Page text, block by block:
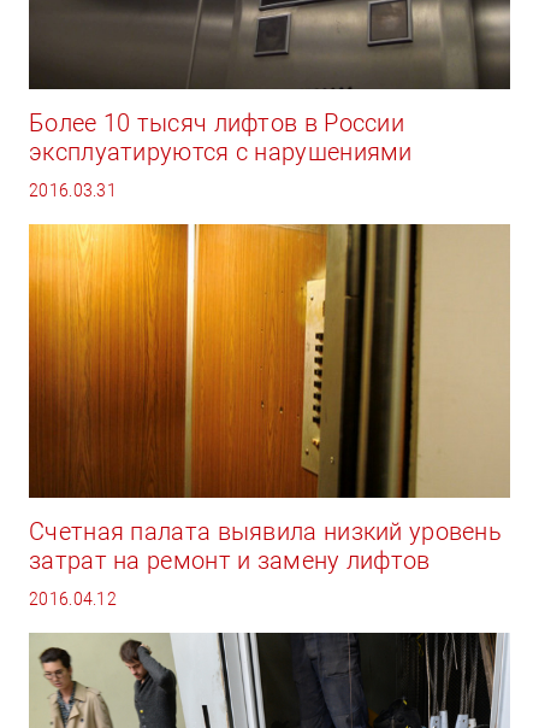
Более 10 тысяч лифтов в России
эксплуатируются с нарушениями
2016.03.31
Счетная палата выявила низкий уровень
затрат на ремонт и замену лифтов
2016.04.12